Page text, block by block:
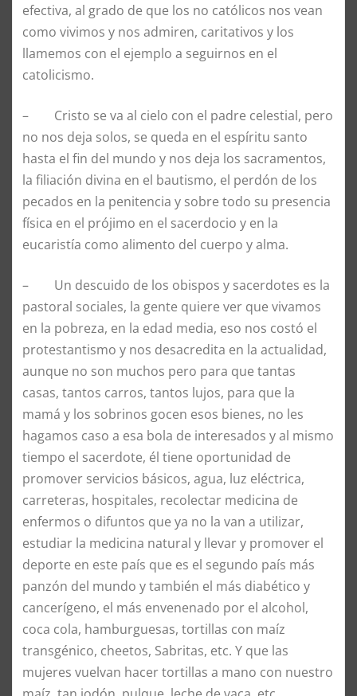
efectiva, al grado de que los no católicos nos vean
como vivimos y nos admiren, caritativos y los
llamemos con el ejemplo a seguirnos en el
catolicismo.
– Cristo se va al cielo con el padre celestial, pero
no nos deja solos, se queda en el espíritu santo
hasta el fin del mundo y nos deja los sacramentos,
la filiación divina en el bautismo, el perdón de los
pecados en la penitencia y sobre todo su presencia
física en el prójimo en el sacerdocio y en la
eucaristía como alimento del cuerpo y alma.
– Un descuido de los obispos y sacerdotes es la
pastoral sociales, la gente quiere ver que vivamos
en la pobreza, en la edad media, eso nos costó el
protestantismo y nos desacredita en la actualidad,
aunque no son muchos pero para que tantas
casas, tantos carros, tantos lujos, para que la
mamá y los sobrinos gocen esos bienes, no les
hagamos caso a esa bola de interesados y al mismo
tiempo el sacerdote, él tiene oportunidad de
promover servicios básicos, agua, luz eléctrica,
carreteras, hospitales, recolectar medicina de
enfermos o difuntos que ya no la van a utilizar,
estudiar la medicina natural y llevar y promover el
deporte en este país que es el segundo país más
panzón del mundo y también el más diabético y
cancerígeno, el más envenenado por el alcohol,
coca cola, hamburguesas, tortillas con maíz
transgénico, cheetos, Sabritas, etc. Y que las
mujeres vuelvan hacer tortillas a mano con nuestro